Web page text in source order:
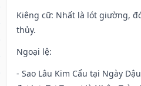
Kiêng cữ: Nhất là lót giường,
thủy.
Ngoại lệ:
- Sao Lâu Kim Cẩu tại Ngày